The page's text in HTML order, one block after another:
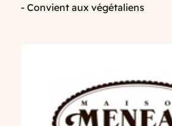
- Convient aux végétaliens